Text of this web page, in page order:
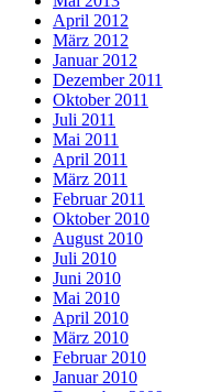
April 2012
März 2012
Januar 2012
Dezember 2011
Oktober 2011
Juli 2011
Mai 2011
April 2011
März 2011
Februar 2011
Oktober 2010
August 2010
Juli 2010
Juni 2010
Mai 2010
April 2010
März 2010
Februar 2010
Januar 2010